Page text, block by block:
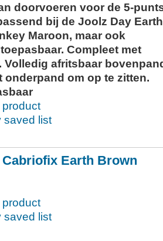
doorvoeren voor de 5-
bij de Joolz Day Earth
Maroon, maar ook
Compleet met
Volledig afritsbaar
onderpand om op te zitten.
saved list
Earth Brown
saved list